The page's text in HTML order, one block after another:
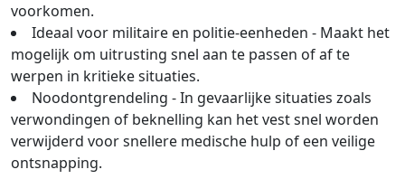
voorkomen.
Ideaal voor militaire en politie-eenheden - Maakt het
mogelijk om uitrusting snel aan te passen of af te
werpen in kritieke situaties.
Noodontgrendeling - In gevaarlijke situaties zoals
verwondingen of beknelling kan het vest snel worden
verwijderd voor snellere medische hulp of een veilige
ontsnapping.